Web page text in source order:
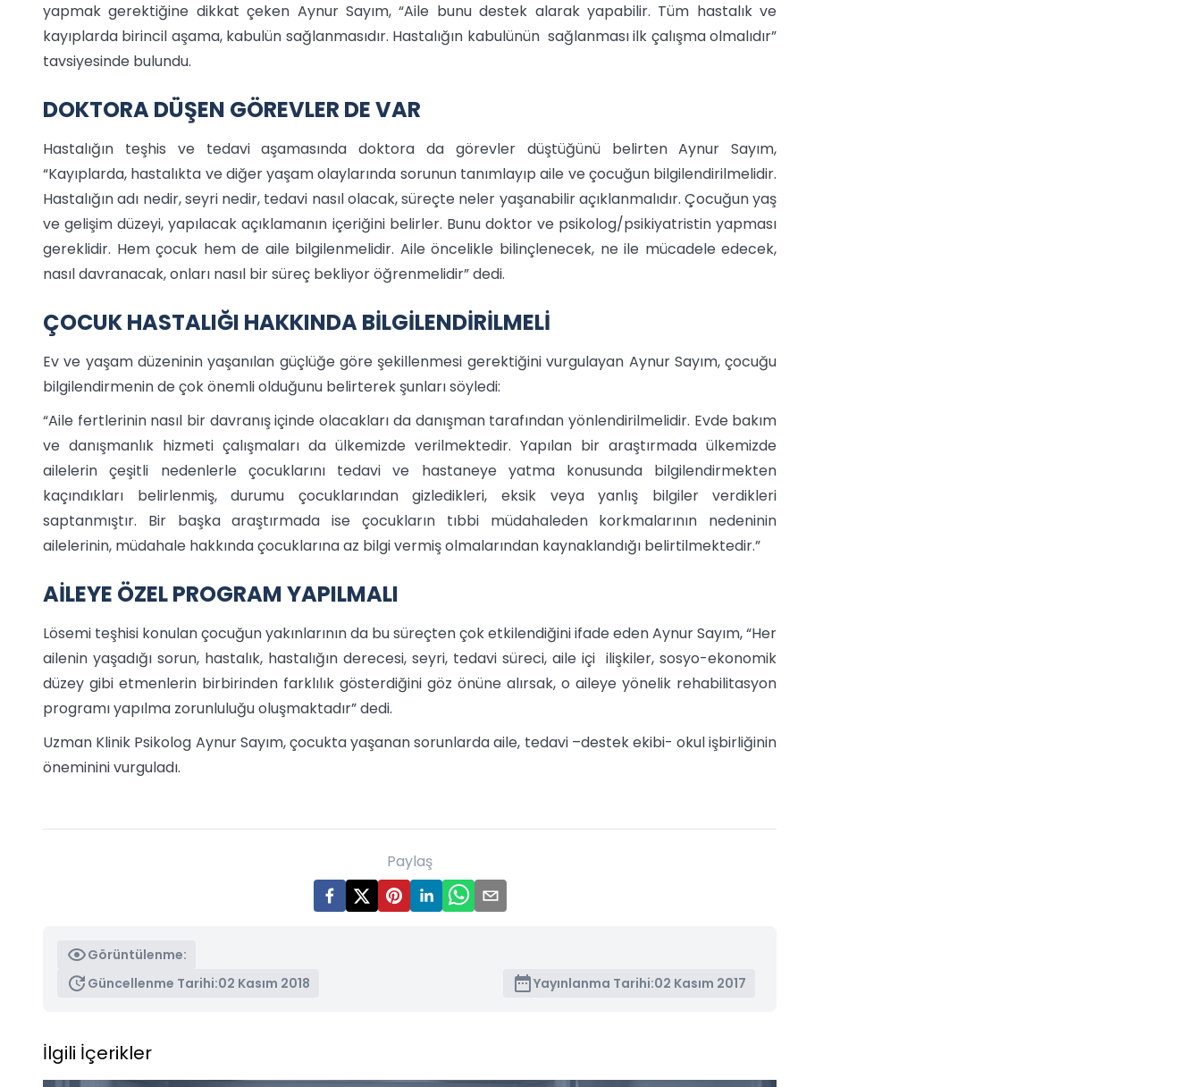
yapmak gerektiğine dikkat çeken Aynur Sayım, “Aile bunu destek alarak yapabilir. Tüm hastalık ve
kayıplarda birincil aşama, kabulün sağlanmasıdır. Hastalığın kabulünün sağlanması ilk çalışma olmalıdır”
tavsiyesinde bulundu.
DOKTORA DÜŞEN GÖREVLER DE VAR
Hastalığın teşhis ve tedavi aşamasında doktora da görevler düştüğünü belirten Aynur Sayım,
“Kayıplarda, hastalıkta ve diğer yaşam olaylarında sorunun tanımlayıp aile ve çocuğun bilgilendirilmelidir.
Hastalığın adı nedir, seyri nedir, tedavi nasıl olacak, süreçte neler yaşanabilir açıklanmalıdır. Çocuğun yaş
ve gelişim düzeyi, yapılacak açıklamanın içeriğini belirler. Bunu doktor ve psikolog/psikiyatristin yapması
gereklidir. Hem çocuk hem de aile bilgilenmelidir. Aile öncelikle bilinçlenecek, ne ile mücadele edecek,
nasıl davranacak, onları nasıl bir süreç bekliyor öğrenmelidir” dedi.
ÇOCUK HASTALIĞI HAKKINDA BİLGİLENDİRİLMELİ
Ev ve yaşam düzeninin yaşanılan güçlüğe göre şekillenmesi gerektiğini vurgulayan Aynur Sayım, çocuğu
bilgilendirmenin de çok önemli olduğunu belirterek şunları söyledi:
“Aile fertlerinin nasıl bir davranış içinde olacakları da danışman tarafından yönlendirilmelidir. Evde bakım
ve danışmanlık hizmeti çalışmaları da ülkemizde verilmektedir. Yapılan bir araştırmada ülkemizde
ailelerin çeşitli nedenlerle çocuklarını tedavi ve hastaneye yatma konusunda bilgilendirmekten
kaçındıkları belirlenmiş, durumu çocuklarından gizledikleri, eksik veya yanlış bilgiler verdikleri
saptanmıştır. Bir başka araştırmada ise çocukların tıbbi müdahaleden korkmalarının nedeninin
ailelerinin, müdahale hakkında çocuklarına az bilgi vermiş olmalarından kaynaklandığı belirtilmektedir.”
AİLEYE ÖZEL PROGRAM YAPILMALI
Lösemi teşhisi konulan çocuğun yakınlarının da bu süreçten çok etkilendiğini ifade eden Aynur Sayım, “Her
ailenin yaşadığı sorun, hastalık, hastalığın derecesi, seyri, tedavi süreci, aile içi ilişkiler, sosyo-ekonomik
düzey gibi etmenlerin birbirinden farklılık gösterdiğini göz önüne alırsak, o aileye yönelik rehabilitasyon
programı yapılma zorunluluğu oluşmaktadır” dedi.
Uzman Klinik Psikolog Aynur Sayım, çocukta yaşanan sorunlarda aile, tedavi –destek ekibi- okul işbirliğinin
öneminini vurguladı.
Paylaş
Görüntülenme:
Güncellenme Tarihi:02 Kasım 2018 Yayınlanma Tarihi:02 Kasım 2017
İlgili İçerikler